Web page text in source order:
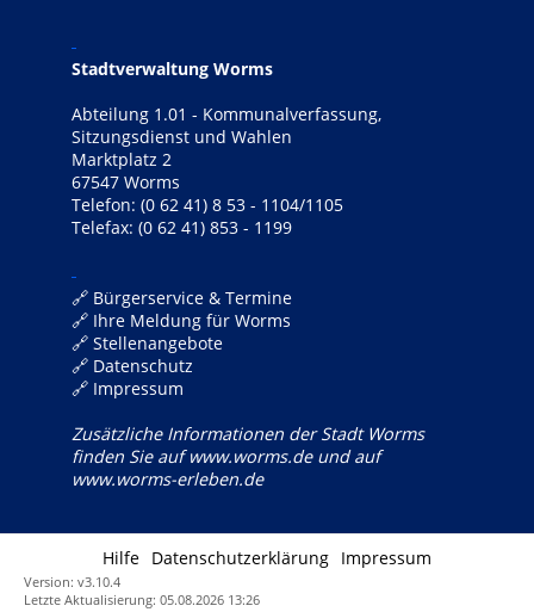
Stadtverwaltung Worms
Abteilung 1.01 - Kommunalverfassung,
Sitzungsdienst und Wahlen
Marktplatz 2
67547 Worms
Telefon: (0 62 41) 8 53 - 1104/1105
Telefax: (0 62 41) 853 - 1199
🔗 Bürgerservice & Termine
🔗 Ihre Meldung für Worms
🔗 Stellenangebote
🔗 Datenschutz
🔗 Impressum
Zusätzliche Informationen der Stadt Worms
finden Sie aufwww.worms.deund auf
www.worms-erleben.de
Hilfe Datenschutzerklärung Impressum
Version: v3.10.4
Letzte Aktualisierung: 05.08.2026 13:26